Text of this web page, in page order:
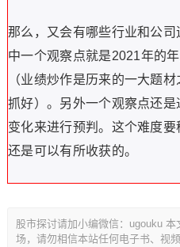
那么，又会有哪些行业和公
中一个观察点就是2021年的
（业绩炒作是历来的一大题
抓好）。另外一个观察点还
变化来进行预判。这个难度要
还是可以有所收获的。
股市探讨请加小编微信：ugouku
场，请勿相信本站任何电子书、视